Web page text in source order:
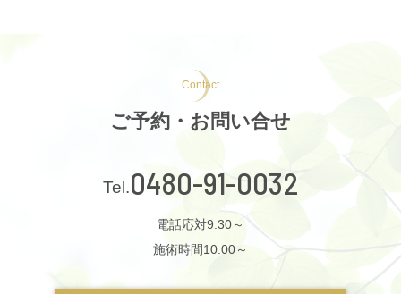
Contact
ご予約・お問い合せ
0480-91-0032
電話応対9:30～
施術時間10:00～